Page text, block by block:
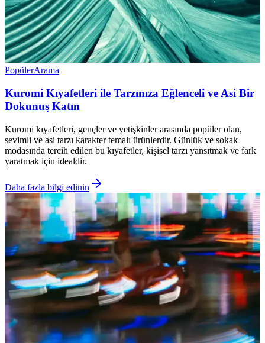
PopülerArama
Kuromi Kıyafetleri ile Tarzınıza Eğlenceli ve Asi Bir
Dokunuş Katın
Kuromi kıyafetleri, gençler ve yetişkinler arasında popüler olan,
sevimli ve asi tarzı karakter temalı ürünlerdir. Günlük ve sokak
modasında tercih edilen bu kıyafetler, kişisel tarzı yansıtmak ve fark
yaratmak için idealdir.
Daha fazla bilgi edinin